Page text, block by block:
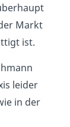
Markt
ist.
leider
in der